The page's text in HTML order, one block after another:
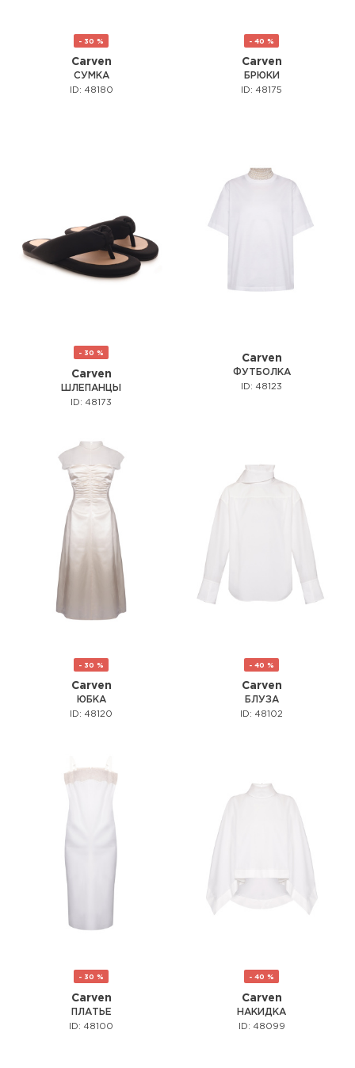
- 30 %
Carven
СУМКА
ID: 48180
- 40 %
Carven
БРЮКИ
ID: 48175
- 30 %
Carven
ШЛЕПАНЦЫ
ID: 48173
Carven
ФУТБОЛКА
ID: 48123
- 30 %
Carven
ЮБКА
ID: 48120
- 40 %
Carven
БЛУЗА
ID: 48102
- 30 %
Carven
ПЛАТЬЕ
ID: 48100
- 40 %
Carven
НАКИДКА
ID: 48099